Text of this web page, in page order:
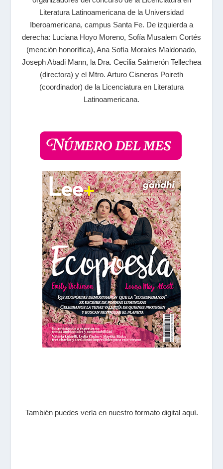
Literatura Latinoamericana de la Universidad
Iberoamericana, campus Santa Fe. De izquierda a
derecha: Luciana Hoyo Moreno, Sofía Musalem Cortés
(mención honorífica), Ana Sofía Morales Maldonado,
Joseph Abadi Mann, la Dra. Cecilia Salmerón Tellechea
(directora) y el Mtro. Arturo Cisneros Poireth
(coordinador) de la Licenciatura en Literatura
Latinoamericana.
También puedes verla en nuestro formato digital aquí.